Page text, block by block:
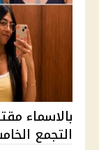
بالاسماء
التجمع